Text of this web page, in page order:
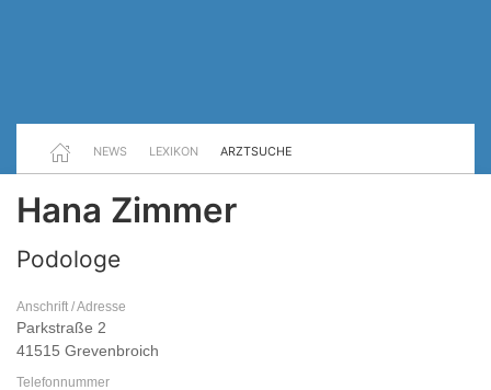
NEWS LEXIKON ARZTSUCHE
Hana Zimmer
Podologe
Anschrift / Adresse
Parkstraße 2
41515 Grevenbroich
Telefonnummer